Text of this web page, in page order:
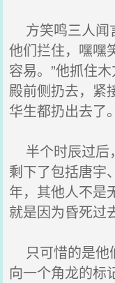
方笑鸣三人闻
他们拦住，嘿嘿
容易。”他抓住
殿前侧扔去，紧
华生都扔出去了。
半个时辰过后
剩下了包括唐宇
年，其他人不是
就是因为昏死过
只可惜的是他
向一个角龙的标